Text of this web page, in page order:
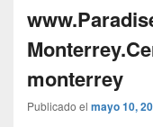
monterrey
Publicado el mayo 10,